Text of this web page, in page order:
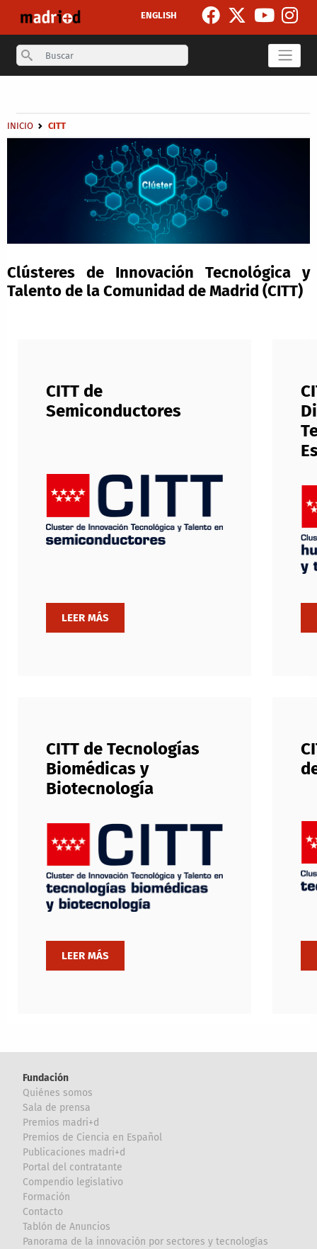
ENGLISH
Search
Sobrescribir enlaces de ayuda a la navegación
INICIO CITT
Clústeres de Innovación Tecnológica y
Talento de la Comunidad de Madrid (CITT)
CITT de
Semiconductores
CITT de Tecnologías
Biomédicas y
Biotecnología
Fundación
Quiénes somos
Sala de prensa
Premios madri+d
Premios de Ciencia en Español
Publicaciones madri+d
Portal del contratante
Compendio legislativo
Formación
Contacto
Tablón de Anuncios
Panorama de la innovación por sectores y tecnologías